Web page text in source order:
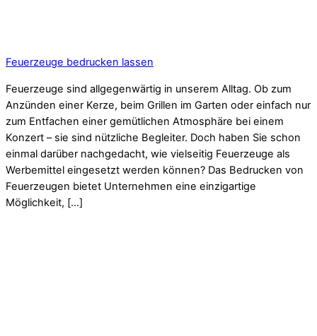
Feuerzeuge bedrucken lassen
Feuerzeuge sind allgegenwärtig in unserem Alltag. Ob zum
Anzünden einer Kerze, beim Grillen im Garten oder einfach nur
zum Entfachen einer gemütlichen Atmosphäre bei einem
Konzert – sie sind nützliche Begleiter. Doch haben Sie schon
einmal darüber nachgedacht, wie vielseitig Feuerzeuge als
Werbemittel eingesetzt werden können? Das Bedrucken von
Feuerzeugen bietet Unternehmen eine einzigartige
Möglichkeit, […]